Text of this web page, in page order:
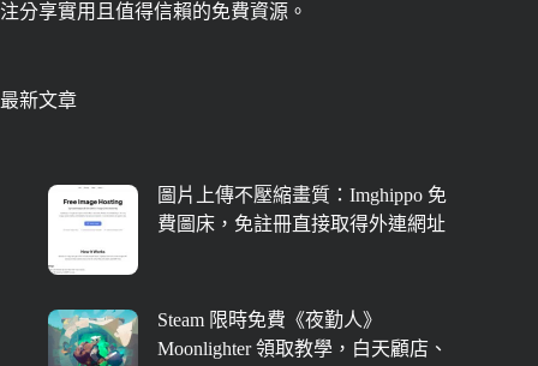
注分享實用且值得信賴的免費資源。
最新文章
圖片上傳不壓縮畫質：Imghippo 免
費圖床，免註冊直接取得外連網址
Steam 限時免費《夜勤人》
Moonlighter 領取教學，白天顧店、